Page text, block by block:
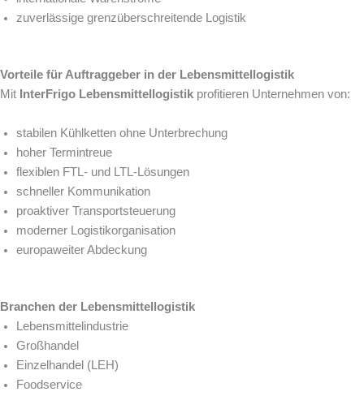
zuverlässige grenzüberschreitende Logistik
Vorteile für Auftraggeber in der Lebensmittellogistik
Mit InterFrigo Lebensmittellogistik profitieren Unternehmen von:
stabilen Kühlketten ohne Unterbrechung
hoher Termintreue
flexiblen FTL- und LTL-Lösungen
schneller Kommunikation
proaktiver Transportsteuerung
moderner Logistikorganisation
europaweiter Abdeckung
Branchen der Lebensmittellogistik
Lebensmittelindustrie
Großhandel
Einzelhandel (LEH)
Foodservice